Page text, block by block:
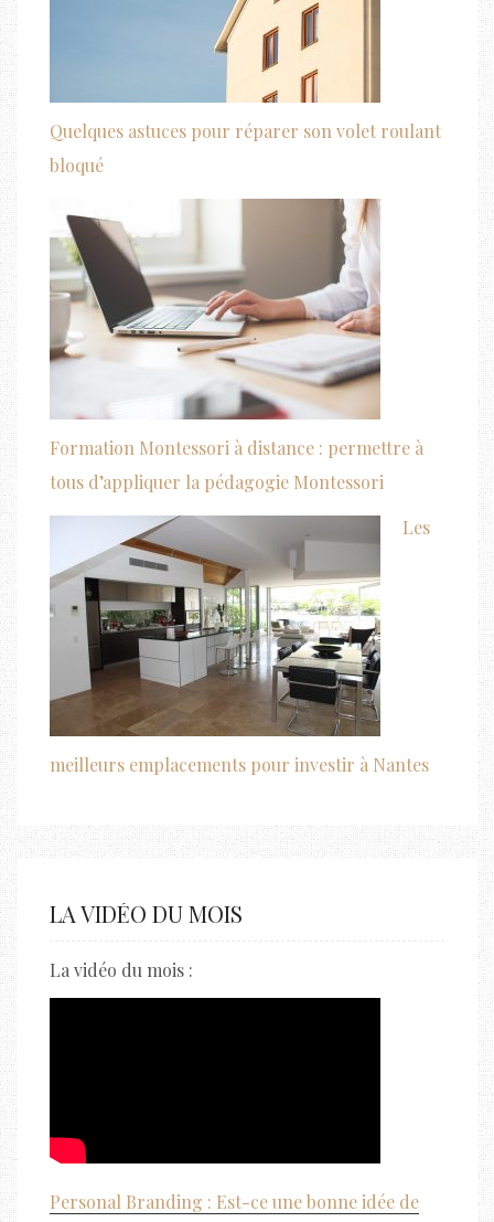
Quelques astuces pour réparer son volet roulant
bloqué
Formation Montessori à distance : permettre à
tous d’appliquer la pédagogie Montessori
Les
meilleurs emplacements pour investir à Nantes
LA VIDÉO DU MOIS
La vidéo du mois :
Personal Branding : Est-ce une bonne idée de